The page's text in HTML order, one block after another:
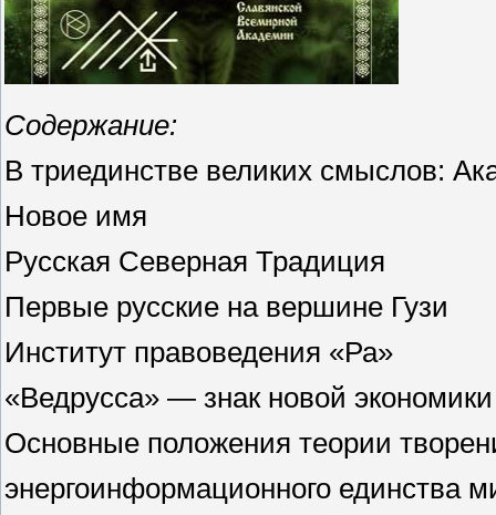
Содержание:
В триединстве великих смыслов:
Новое имя
Русская Северная Традиция
Первые русские на вершине Гузи
Институт правоведения «Ра»
«Ведрусса» — знак новой экономики
Основные положения теории
энергоинформационного единства